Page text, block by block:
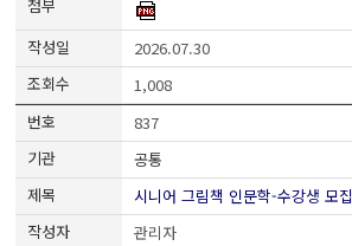
2026.07.30
1,008
837
공통
시니어 그림책 인문학-수강생 모집
관리자